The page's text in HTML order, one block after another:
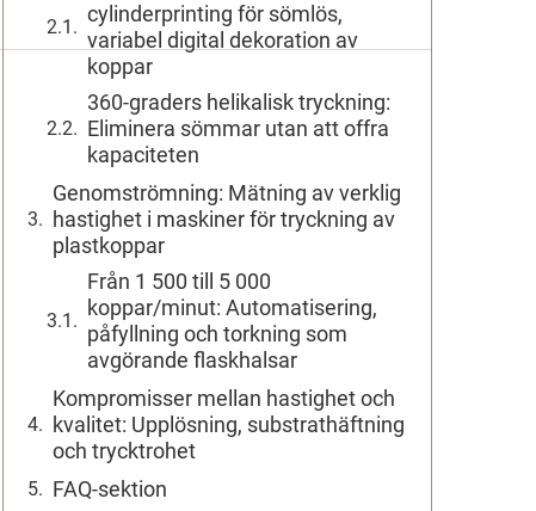
cylinderprinting för sömlös,
variabel digital dekoration av
koppar
360-graders helikalisk tryckning:
Eliminera sömmar utan att offra
kapaciteten
Genomströmning: Mätning av verklig
hastighet i maskiner för tryckning av
plastkoppar
Från 1 500 till 5 000
koppar/minut: Automatisering,
påfyllning och torkning som
avgörande flaskhalsar
Kompromisser mellan hastighet och
kvalitet: Upplösning, substrathäftning
och trycktrohet
FAQ-sektion